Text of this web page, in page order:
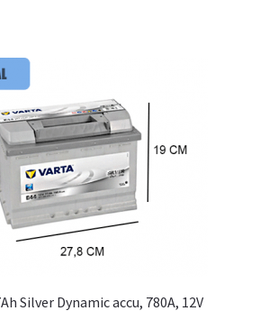
Silver Dynamic accu, 780A, 12V